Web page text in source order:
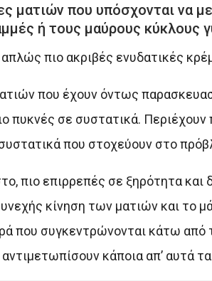
ματιών που υπόσχονται να
ή τους μαύρους κύκλους
πιο ακριβές ενυδατικές
που έχουν όντως
πυκνές σε συστατικά. Περιέχουν
που στοχεύουν στο
πιο επιρρεπές σε ξηρότητα και
κίνηση των ματιών και το
που συγκεντρώνονται κάτω από
κάποια απ’ αυτά